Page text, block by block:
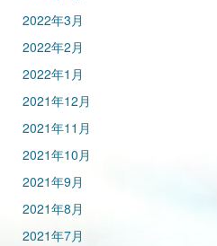
2022年3月
2022年2月
2022年1月
2021年12月
2021年11月
2021年10月
2021年9月
2021年8月
2021年7月